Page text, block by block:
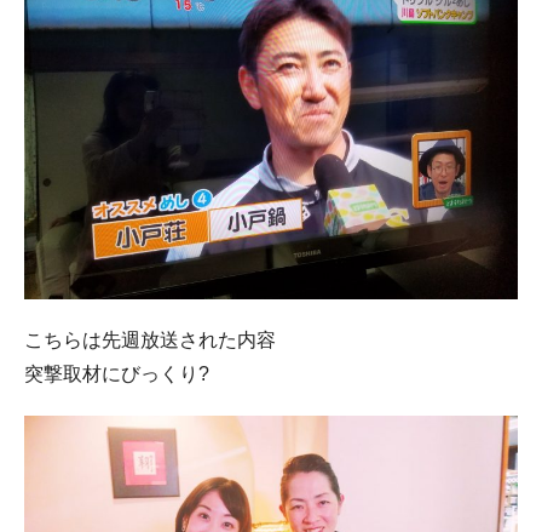
こちらは先週放送された内容
突撃取材にびっくり?